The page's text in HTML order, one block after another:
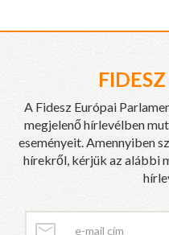
A Fidesz Európai
megjelenő hírlevélben
eseményeit. Amennyiben
hírekről, kérjük az alábbi